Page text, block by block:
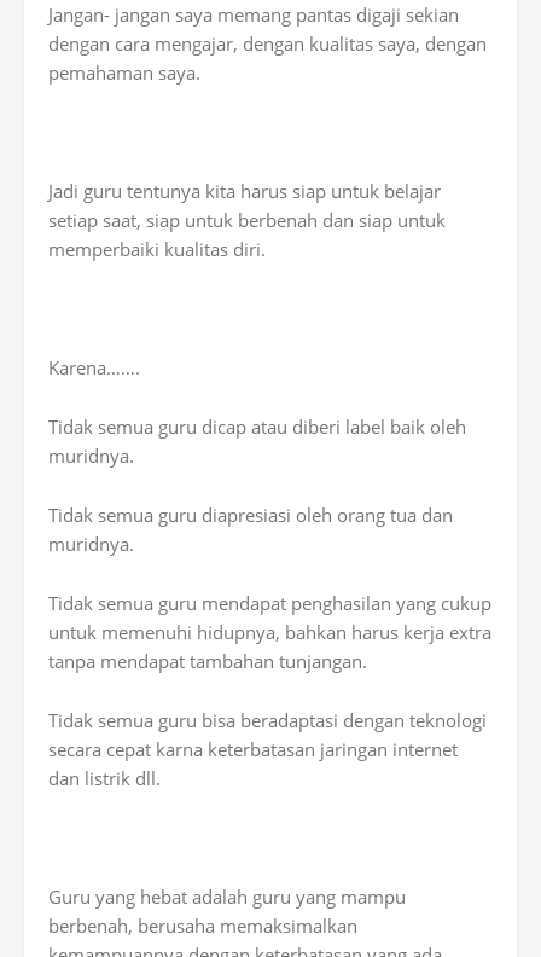
Jangan- jangan saya memang pantas digaji sekian
dengan cara mengajar, dengan kualitas saya, dengan
pemahaman saya.
Jadi guru tentunya kita harus siap untuk belajar
setiap saat, siap untuk berbenah dan siap untuk
memperbaiki kualitas diri.
Karena…….
Tidak semua guru dicap atau diberi label baik oleh
muridnya.
Tidak semua guru diapresiasi oleh orang tua dan
muridnya.
Tidak semua guru mendapat penghasilan yang cukup
untuk memenuhi hidupnya, bahkan harus kerja extra
tanpa mendapat tambahan tunjangan.
Tidak semua guru bisa beradaptasi dengan teknologi
secara cepat karna keterbatasan jaringan internet
dan listrik dll.
Guru yang hebat adalah guru yang mampu
berbenah, berusaha memaksimalkan